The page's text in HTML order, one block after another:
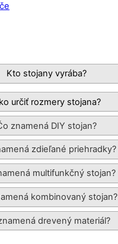
Kto stojany vyrába?
určiť rozmery stojana?
znamená DIY stojan?
zdieľané priehradky?
multifunkčný stojan?
kombinovaný stojan?
drevený materiál?